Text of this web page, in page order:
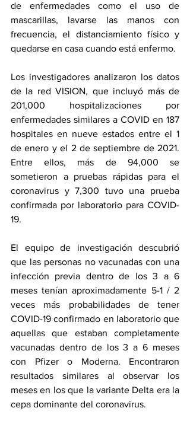
de enfermedades como el uso de
mascarillas, lavarse las manos con
frecuencia, el distanciamiento físico y
quedarse en casa cuando está enfermo.
Los investigadores analizaron los datos
de la red VISION, que incluyó más de
201,000 hospitalizaciones por
enfermedades similares a COVID en 187
hospitales en nueve estados entre el 1
de enero y el 2 de septiembre de 2021.
Entre ellos, más de 94,000 se
sometieron a pruebas rápidas para el
coronavirus y 7,300 tuvo una prueba
confirmada por laboratorio para COVID-
19.
El equipo de investigación descubrió
que las personas no vacunadas con una
infección previa dentro de los 3 a 6
meses tenían aproximadamente 5-1 / 2
veces más probabilidades de tener
COVID-19 confirmado en laboratorio que
aquellas que estaban completamente
vacunadas dentro de los 3 a 6 meses
con Pfizer o Moderna. Encontraron
resultados similares al observar los
meses en los que la variante Delta era la
cepa dominante del coronavirus.